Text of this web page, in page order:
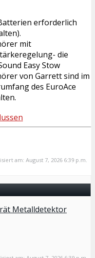
erforderlich
mit
die
Easy Stow
von Garrett sind im
des EuroAce
am: August 7, 2026 6:39 p.m.
Metalldetektor